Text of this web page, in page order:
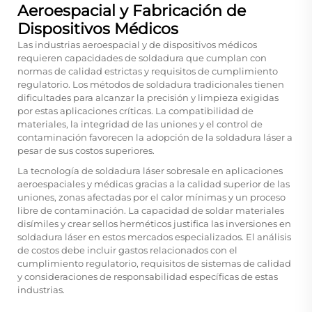
Aeroespacial y Fabricación de
Dispositivos Médicos
Las industrias aeroespacial y de dispositivos médicos
requieren capacidades de soldadura que cumplan con
normas de calidad estrictas y requisitos de cumplimiento
regulatorio. Los métodos de soldadura tradicionales tienen
dificultades para alcanzar la precisión y limpieza exigidas
por estas aplicaciones críticas. La compatibilidad de
materiales, la integridad de las uniones y el control de
contaminación favorecen la adopción de la soldadura láser a
pesar de sus costos superiores.
La tecnología de soldadura láser sobresale en aplicaciones
aeroespaciales y médicas gracias a la calidad superior de las
uniones, zonas afectadas por el calor mínimas y un proceso
libre de contaminación. La capacidad de soldar materiales
disímiles y crear sellos herméticos justifica las inversiones en
soldadura láser en estos mercados especializados. El análisis
de costos debe incluir gastos relacionados con el
cumplimiento regulatorio, requisitos de sistemas de calidad
y consideraciones de responsabilidad específicas de estas
industrias.